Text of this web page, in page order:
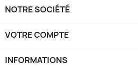
NOTRE SOCIÉTÉ
VOTRE COMPTE
INFORMATIONS